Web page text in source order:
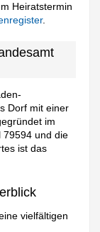
Heiratstermin
.
Dorf mit einer
im
79594 und die
ist das
vielfältigen